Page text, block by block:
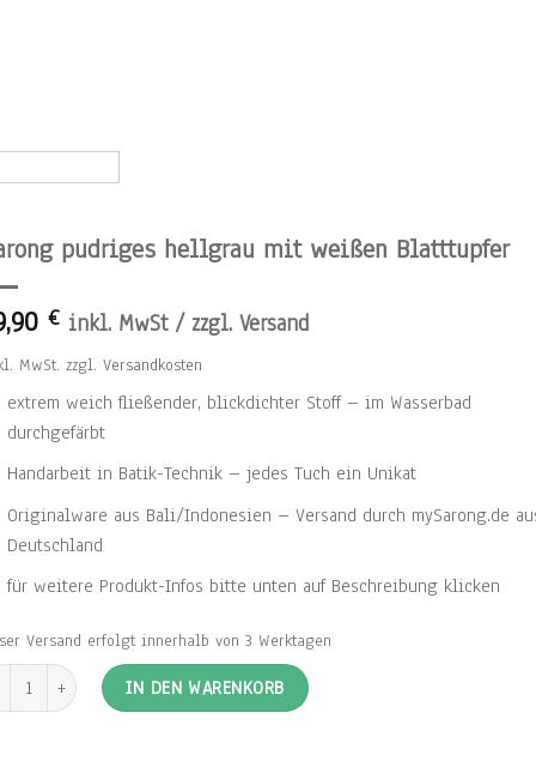
pudriges hellgrau mit weißen Blatttupfer
€ inkl. MwSt / zzgl. Versand
MwSt. zzgl. Versandkosten
extrem weich fließender, blickdichter Stoff – im Wasserbad
durchgefärbt
Handarbeit in Batik-Technik – jedes Tuch ein Unikat
Originalware aus Bali/Indonesien – Versand durch mySarong.de
Deutschland
für weitere Produkt-Infos bitte unten auf Beschreibung klicken
Versand erfolgt innerhalb von 3 Werktagen
pudriges hellgrau mit weißen Blatttupfer Menge
IN DEN WARENKORB